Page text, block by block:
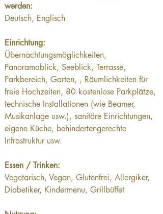
werden:
Deutsch, Englisch
Einrichtung:
Übernachtungsmöglichkeiten,
Panoramablick, Seeblick, Terrasse,
Parkbereich, Garten, , Räumlichkeiten für
freie Hochzeiten, 80 kostenlose Parkplätze,
technische Installationen (wie Beamer,
Musikanlage usw.), sanitäre Einrichtungen,
eigene Küche, behindertengerechte
Infrastruktur usw.
Essen / Trinken:
Vegetarisch, Vegan, Glutenfrei, Allergiker,
Diabetiker, Kindermenu, Grillbüffet